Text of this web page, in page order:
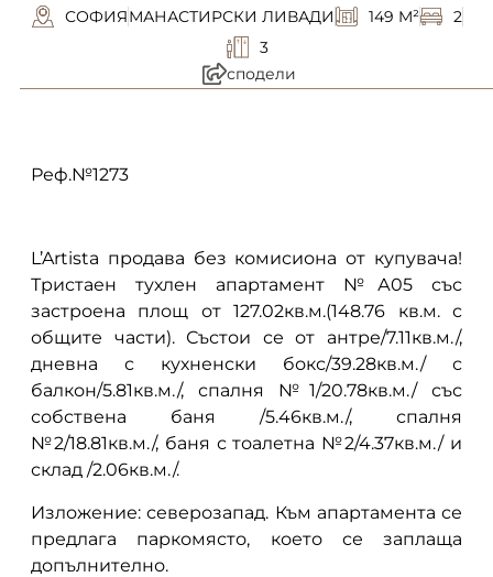
СОФИЯМАНАСТИРСКИ ЛИВАДИ 149 M²
2
3
сподели
Реф.№1273
L’Artista продава без комисиона от купувача!
Тристаен тухлен апартамент №А05 със
застроена площ от 127.02кв.м.(148.76 кв.м. с
общите части). Състои се от антре/7.11кв.м./,
дневна с кухненски бокс/39.28кв.м./ с
балкон/5.81кв.м./, спалня №1/20.78кв.м./ със
собствена баня /5.46кв.м./, спалня
№2/18.81кв.м./, баня с тоалетна №2/4.37кв.м./ и
склад /2.06кв.м./.
Изложение: северозапад. Към апартамента се
предлага паркомясто, което се заплаща
допълнително.